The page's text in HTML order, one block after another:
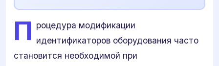
П роцедура модификации
идентификаторов оборудования часто
становится необходимой при